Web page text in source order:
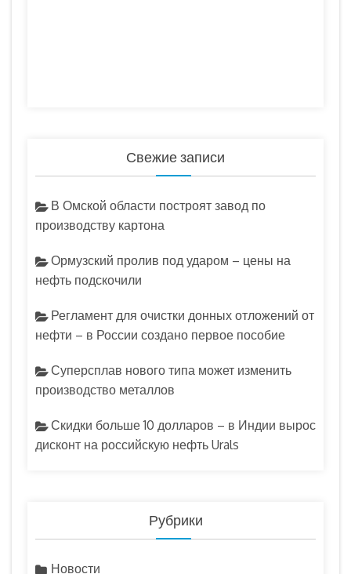
Свежие записи
В Омской области построят завод по
производству картона
Ормузский пролив под ударом – цены на
нефть подскочили
Регламент для очистки донных отложений от
нефти – в России создано первое пособие
Суперсплав нового типа может изменить
производство металлов
Скидки больше 10 долларов – в Индии вырос
дисконт на российскую нефть Urals
Рубрики
Новости